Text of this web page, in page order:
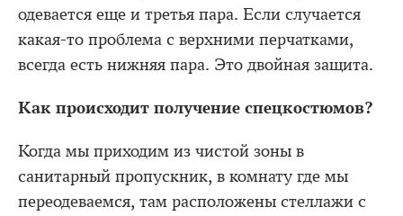
одевается еще и третья пара. Если случается
какая-то проблема с верхними перчатками,
всегда есть нижняя пара. Это двойная защита.
Как происходит получение спецкостюмов?
Когда мы приходим из чистой зоны в
санитарный пропускник, в комнату где мы
переодеваемся, там расположены стеллажи с